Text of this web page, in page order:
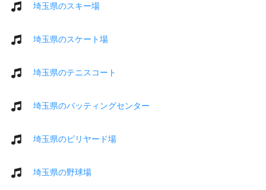
埼玉県のスキー場
埼玉県のスケート場
埼玉県のテニスコート
埼玉県のバッティングセンター
埼玉県のビリヤード場
埼玉県の野球場